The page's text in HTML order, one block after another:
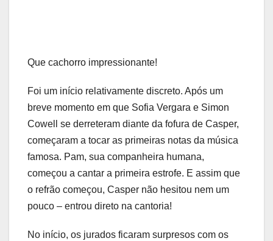
Que cachorro impressionante!
Foi um início relativamente discreto. Após um
breve momento em que Sofia Vergara e Simon
Cowell se derreteram diante da fofura de Casper,
começaram a tocar as primeiras notas da música
famosa. Pam, sua companheira humana,
começou a cantar a primeira estrofe. E assim que
o refrão começou, Casper não hesitou nem um
pouco – entrou direto na cantoria!
No início, os jurados ficaram surpresos com os